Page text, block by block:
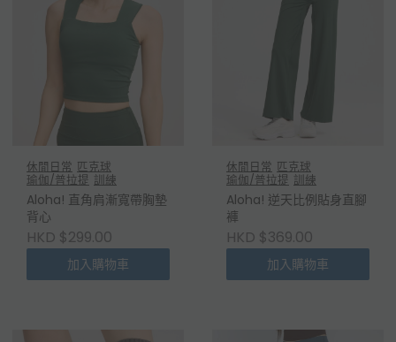
休閒日常 匹克球
瑜伽/普拉提 訓練
Aloha! 直角肩漸寬帶胸墊
背心
HKD $299.00
加入購物車
休閒日常 匹克球
瑜伽/普拉提 訓練
Aloha! 逆天比例貼身直腳
褲
HKD $369.00
加入購物車